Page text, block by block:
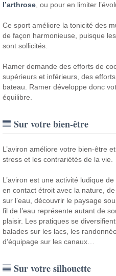
l’arthrose , ou pour en limiter
Ce sport améliore la tonicité des
de façon harmonieuse, puisque
sont sollicités.
Ramer demande des efforts de
supérieurs et inférieurs, des
bateau. Ramer développe donc
équilibre.
Sur votre bien-être
L’aviron améliore votre bien-être
stress et les contrariétés de la vie.
L’aviron est une activité ludique
en contact étroit avec la nature,
sur l’eau, découvrir le paysage
fil de l’eau représente autant de
plaisir. Les pratiques se
balades sur les lacs, les
d’équipage sur les canaux…
Sur votre silhouette